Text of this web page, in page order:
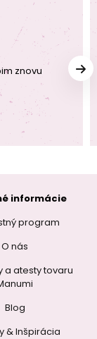
znovu
informácie
program
O nás
a atesty tovaru
Blog
& Inšpirácia